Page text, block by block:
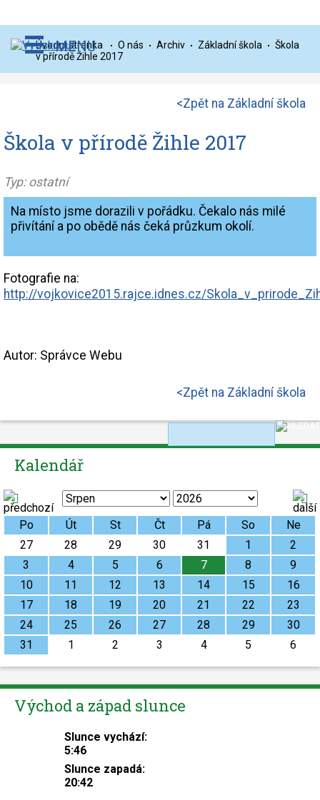
Otevřit
navigaci
MENU
Úvodní stránka O nás Archiv Základní škola
Škola
v přírodě Žihle 2017
Kalendář
Po Út St Čt Pá So
Ne
27
28 29 30 31 1
2
3
4 5 6 7 8
9
10
11 12 13 14 15
16
17
18 19 20 21 22
23
24
25 26 27 28 29
30
31
1 2 3 4 5 6
Východ a západ slunce
Slunce vychází:
5:46
Slunce zapadá:
20:42
<Zpět na Základní škola
Škola v přírodě Žihle 2017
Typ: ostatní
Na místo jsme dorazili v pořádku. Čekalo nás milé
přivítání a po obědě nás čeká průzkum okolí.
Fotografie na:
http://vojkovice2015.rajce.idnes.cz/
Autor: Správce Webu
<Zpět na Základní škola